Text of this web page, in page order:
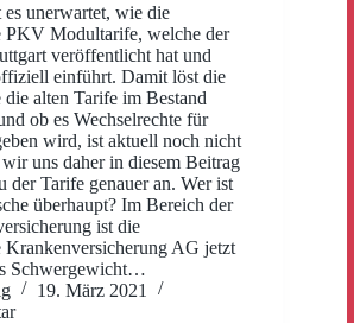
unerwartet, wie die
PKV Modultarife, welche der
veröffentlicht hat und
einführt. Damit löst die
alten Tarife im Bestand
ob es Wechselrechte für
wird, ist aktuell noch nicht
uns daher in diesem Beitrag
der Tarife genauer an. Wer ist
überhaupt? Im Bereich der
ist die
Krankenversicherung AG jetzt
Schwergewicht…
19. März 2021